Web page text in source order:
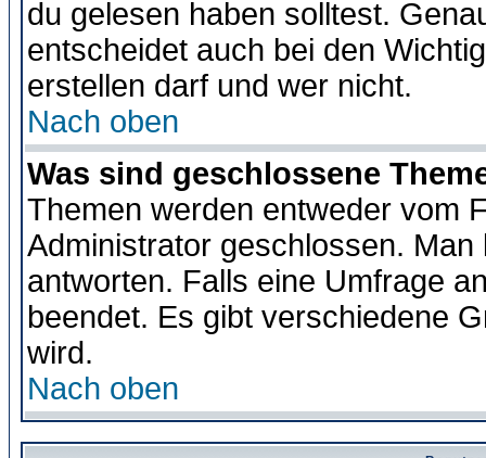
du gelesen haben solltest.
entscheidet auch bei den
erstellen darf und wer nicht.
Nach oben
Was sind geschlossene
Themen werden entweder vom
Administrator geschlossen.
antworten. Falls eine Umfrage
beendet. Es gibt verschiedene
wird.
Nach oben